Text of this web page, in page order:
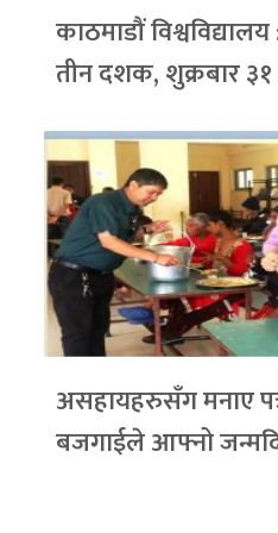
काठमाडौं
तीन दशक, शुक्रबार ३१
असहायहरुसँग मनाए
बजगाईले आफ्नो